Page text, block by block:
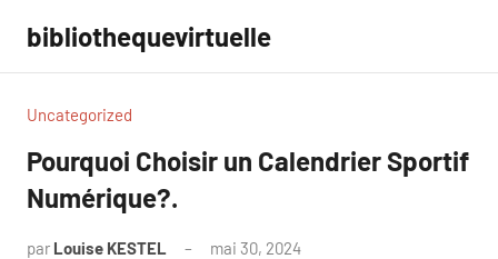
contenu
bibliothequevirtuelle
Uncategorized
Pourquoi Choisir un Calendrier Sportif
Numérique?.
par Louise KESTEL mai 30, 2024